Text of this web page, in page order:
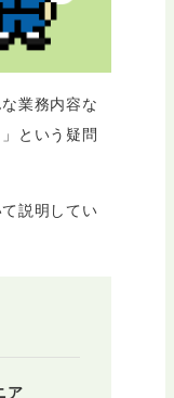
業務内容な
という疑問
説明してい
ア